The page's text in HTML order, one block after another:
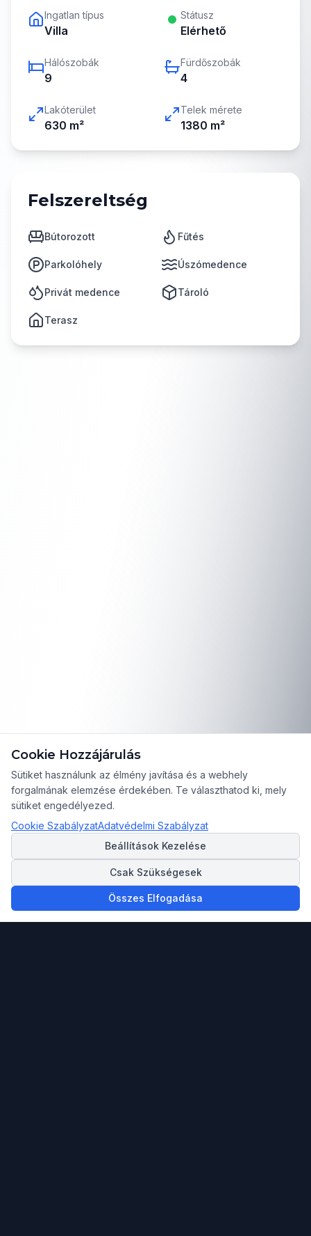
Ingatlan típus
Villa
Státusz
Elérhető
Hálószobák
9
Fürdőszobák
4
Lakóterület
630 m²
Telek mérete
1380 m²
Felszereltség
Bútorozott Fűtés
Parkolóhely Úszómedence
Privát medence Tároló
Terasz
Cookie Hozzájárulás
Sütiket használunk az élmény javítása és a webhely
forgalmának elemzése érdekében. Te választhatod ki, mely
sütiket engedélyezed.
Cookie SzabályzatAdatvédelmi Szabályzat
Beállítások Kezelése
Csak Szükségesek
Összes Elfogadása